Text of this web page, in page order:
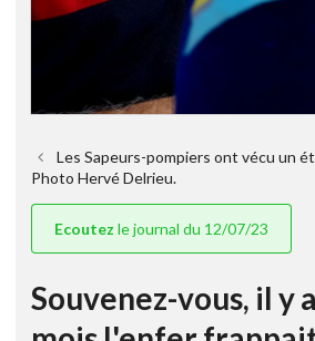
Les Sapeurs-pompiers ont vécu un
Photo Hervé Delrieu.
Ecoutez le journal du 12/07/23
Souvenez-vous, il y